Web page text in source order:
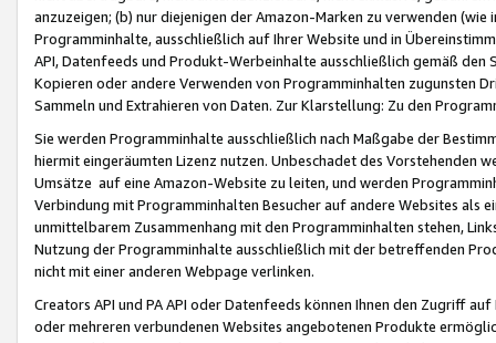
anzuzeigen; (b) nur diejenigen der Amazon-Marken zu verwenden
Programminhalte, ausschließlich auf Ihrer Website und in
API, Datenfeeds und Produkt-Werbeinhalte ausschließlich gemäß
Kopieren oder andere Verwenden von Programminhalten zugunsten
Sammeln und Extrahieren von Daten. Zur Klarstellung: Zu den
Sie werden Programminhalte ausschließlich nach Maßgabe der
hiermit eingeräumten Lizenz nutzen. Unbeschadet des Vorstehenden
Umsätze auf eine Amazon-Website zu leiten, und werden
Verbindung mit Programminhalten Besucher auf andere Websites als
unmittelbarem Zusammenhang mit den Programminhalten stehen,
Nutzung der Programminhalte ausschließlich mit der betreffenden
nicht mit einer anderen Webpage verlinken.
Creators API und PA API oder Datenfeeds können Ihnen den Zugriff
oder mehreren verbundenen Websites angebotenen Produkte